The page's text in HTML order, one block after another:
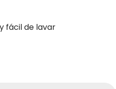
fácil de lavar